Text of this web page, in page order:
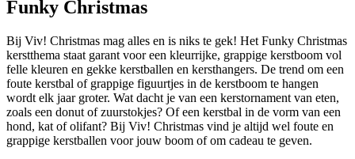
Funky Christmas
Bij Viv! Christmas mag alles en is niks te gek! Het Funky Christmas
kerstthema staat garant voor een kleurrijke, grappige kerstboom vol
felle kleuren en gekke kerstballen en kersthangers. De trend om een
foute kerstbal of grappige figuurtjes in de kerstboom te hangen
wordt elk jaar groter. Wat dacht je van een kerstornament van eten,
zoals een donut of zuurstokjes? Of een kerstbal in de vorm van een
hond, kat of olifant? Bij Viv! Christmas vind je altijd wel foute en
grappige kerstballen voor jouw boom of om cadeau te geven.